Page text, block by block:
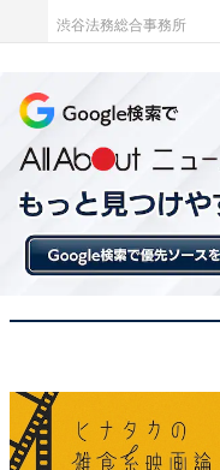
こちらもおすすめ
渋谷法務総合事務所